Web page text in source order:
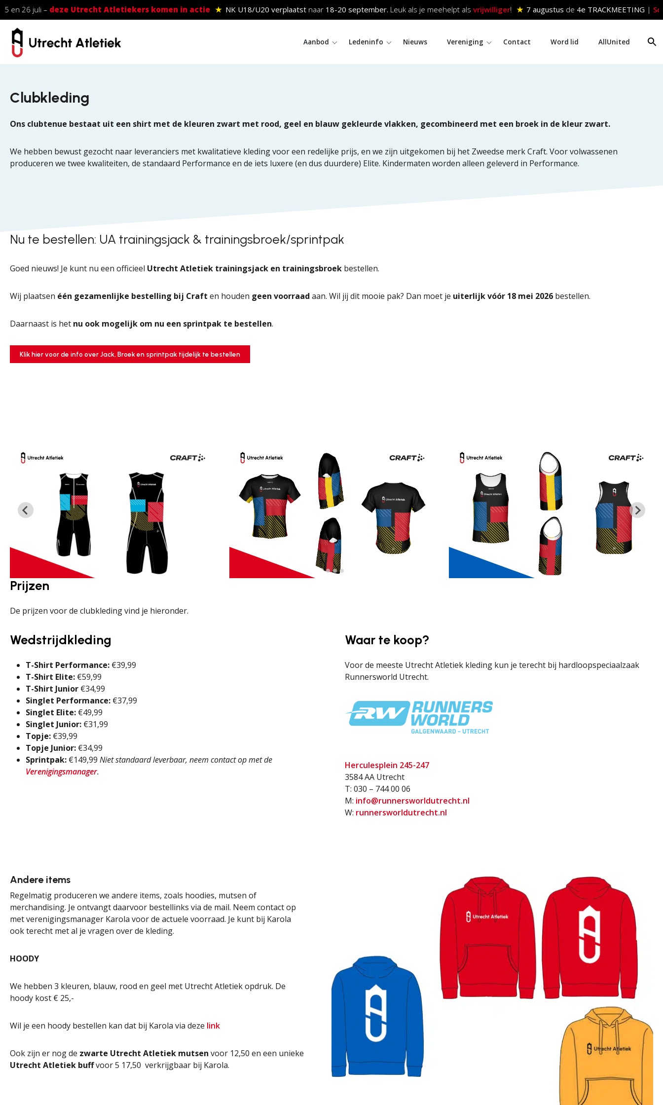
Skip to main content
en 26 juli –deze Utrecht Atletiekers komen in actie ★ NK U18/U20 verplaatstnaar18-20september.Leuk als je meehelpt alsvrijwilliger! ★ 7 augustusde4e TRACKMEETING|
Aanbod Ledeninfo Nieuws Vereniging Contact Word lid AllUnited
Clubkleding
Ons clubtenue bestaat uit een shirt met de kleuren zwart met rood, geel en blauw gekleurde vlakken, gecombineerd met een broek in de kleur zwart.
We hebben bewust gezocht naar leveranciers met kwalitatieve kleding voor een redelijke prijs, en we zijn uitgekomen bij het Zweedse merk Craft. Voor volwassenen
produceren we twee kwaliteiten, de standaard Performance en de iets luxere (en dus duurdere) Elite. Kindermaten worden alleen geleverd in Performance.
Nu te bestellen: UA trainingsjack & trainingsbroek/sprintpak
Goed nieuws! Je kunt nu een officieel Utrecht Atletiek trainingsjack en trainingsbroek bestellen.
Wij plaatsen één gezamenlijke bestelling bij Craft en houden geen voorraad aan. Wil jij dit mooie pak? Dan moet je uiterlijk vóór 18 mei 2026 bestellen.
Daarnaast is het nu ook mogelijk om nu een sprintpak te bestellen.
Klik hier voor de info over Jack, Broek en sprintpak tijdelijk te bestellen
Prijzen
De prijzen voor de clubkleding vind je hieronder.
Wedstrijdkleding
T-Shirt Performance: €39,99
T-Shirt Elite: €59,99
T-Shirt Junior €34,99
Singlet Performance: €37,99
Singlet Elite: €49,99
Singlet Junior: €31,99
Topje: €39,99
Topje Junior: €34,99
Sprintpak: €149,99 Niet standaard leverbaar, neem contact op met de
Verenigingsmanager.
Waar te koop?
Voor de meeste Utrecht Atletiek kleding kun je terecht bij hardloopspeciaalzaak
Runnersworld Utrecht.
Herculesplein 245-247
3584 AA Utrecht
T: 030 – 744 00 06
M: info@runnersworldutrecht.nl
W: runnersworldutrecht.nl
Andere items
Regelmatig produceren we andere items, zoals hoodies, mutsen of
merchandising. Je ontvangt daarvoor bestellinks via de mail. Neem contact op
met verenigingsmanager Karola voor de actuele voorraad. Je kunt bij Karola
ook terecht met al je vragen over de kleding.
HOODY
We hebben 3 kleuren, blauw, rood en geel met Utrecht Atletiek opdruk. De
hoody kost € 25,-
Wil je een hoody bestellen kan dat bij Karola via deze link
Ook zijn er nog de zwarte Utrecht Atletiek mutsen voor 12,50 en een unieke
Utrecht Atletiek buffvoor 5 17,50 verkrijgbaar bij Karola.